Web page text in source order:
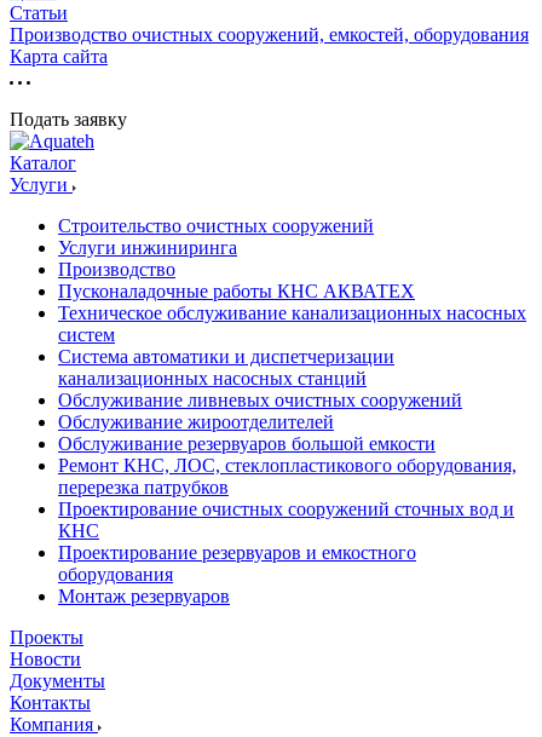
Статьи
Производство очистных сооружений, емкостей, оборудования
Карта сайта
Подать заявку
Каталог
Услуги
Строительство очистных сооружений
Услуги инжиниринга
Производство
Пусконаладочные работы КНС АКВАТЕХ
Техническое обслуживание канализационных насосных
систем
Система автоматики и диспетчеризации
канализационных насосных станций
Обслуживание ливневых очистных сооружений
Обслуживание жироотделителей
Обслуживание резервуаров большой емкости
Ремонт КНС, ЛОС, стеклопластикового оборудования,
перерезка патрубков
Проектирование очистных сооружений сточных вод и
КНС
Проектирование резервуаров и емкостного
оборудования
Монтаж резервуаров
Проекты
Новости
Документы
Контакты
Компания